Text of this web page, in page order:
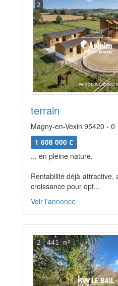
2
terrain
Magny-en-Vexin 95420 - 0
1 608 000 €
... en pleine nature.
Rentabilité déjà attractive,
croissance pour opt...
Voir l'annonce
2 441 m²